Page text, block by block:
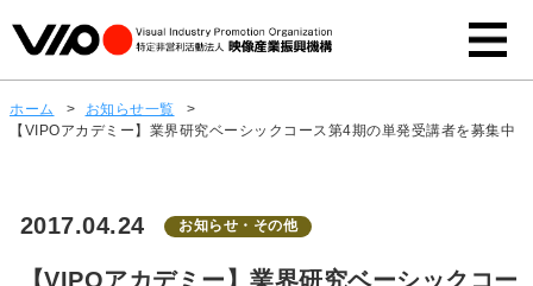
ホーム > お知らせ一覧
>
【VIPOアカデミー】業界研究ベーシックコース第4期の単発受講者を募集中
2017.04.24 お知らせ・その他
【VIPOアカデミー】業界研究ベーシックコー